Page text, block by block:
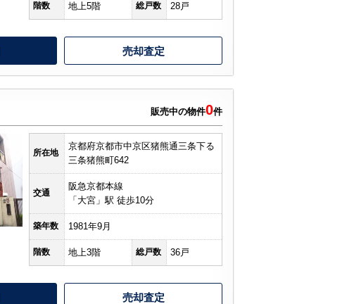
階数 地上5階 総戸数 28戸
売却査定
販売中の物件0件
所在地
京都府京都市中京区猪熊通三条下る
三条猪熊町642
交通
阪急京都本線
「大宮」駅 徒歩10分
築年数 1981年9月
階数 地上3階 総戸数 36戸
売却査定